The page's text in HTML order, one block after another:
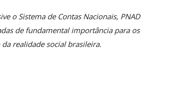
o Sistema de Contas Nacionais, PNAD
de fundamental importância para os
realidade social brasileira.